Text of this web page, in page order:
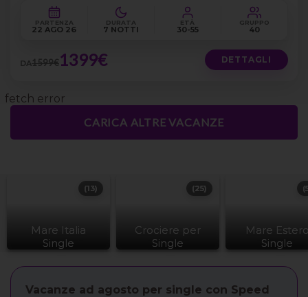
PARTENZA
22 AGO 26
DURATA
7 NOTTI
ETÀ
30-55
GRUPPO
40
DA1599€1399€ DETTAGLI
fetch error
CARICA ALTRE VACANZE
Mare Italia
Single
(13)
Crociere per
Single
(25)
Mare
Single
Vacanze ad agosto per single con Speed